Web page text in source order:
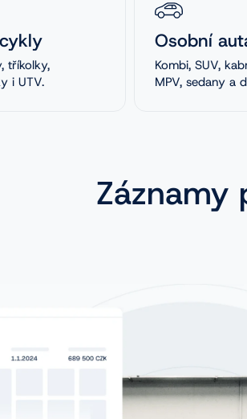
tříkolky,
i UTV.
Osobní
Kombi, SUV,
MPV, sedany a
Záznamy